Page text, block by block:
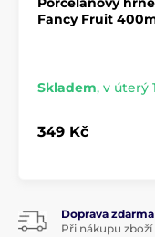
SPRING
Fancy Fruit
Skladem, v úterý
349 Kč
Doprava
Při nákupu